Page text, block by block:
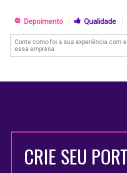
Depoimento Qualidade
CRIE SEU